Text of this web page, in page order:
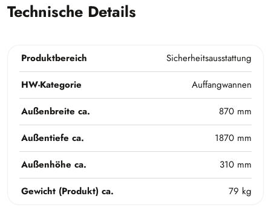
Technische Details
Produktbereich
Sicherheitsausstattung
HW-Kategorie
Auffangwannen
Außenbreite ca.
870 mm
Außentiefe ca.
1870 mm
Außenhöhe ca.
310 mm
Gewicht (Produkt) ca.
79 kg